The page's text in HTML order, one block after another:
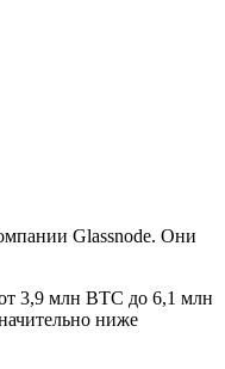
Glassnode. Они
3,9 млн BTC до 6,1 млн
ниже